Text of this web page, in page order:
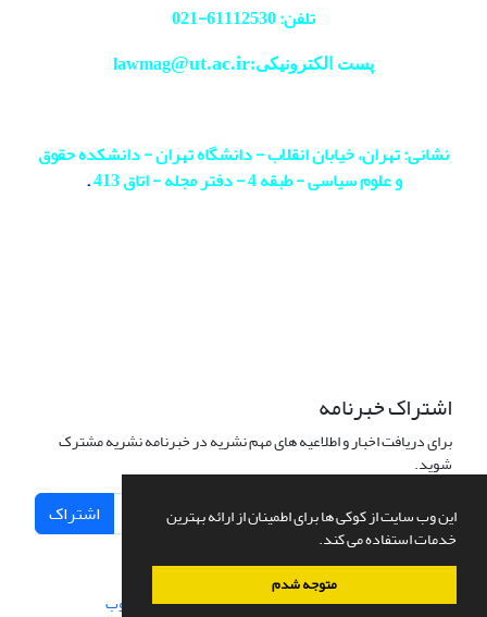
این وب سایت از کوکی ها برای اطمینان از ارائه بهترین
خدمات استفاده می کند.
متوجه شدم
تلفن: 61112530-
021
پست الکترونیکی:lawmag@ut.ac.ir
نشانی: تهران، خیابان انقلاب - دانشگاه تهران - دانشکده حقوق
و علوم سیاسی - طبقه 4 - دفتر مجله - اتاق 413
.
اشتراک خبرنامه
برای دریافت اخبار و اطلاعیه های مهم نشریه در خبرنامه نشریه مشترک
شوید.
اشتراک
سامانه مدیریت نشریات علمی.طراحی و پیاده سازی از سیناوب